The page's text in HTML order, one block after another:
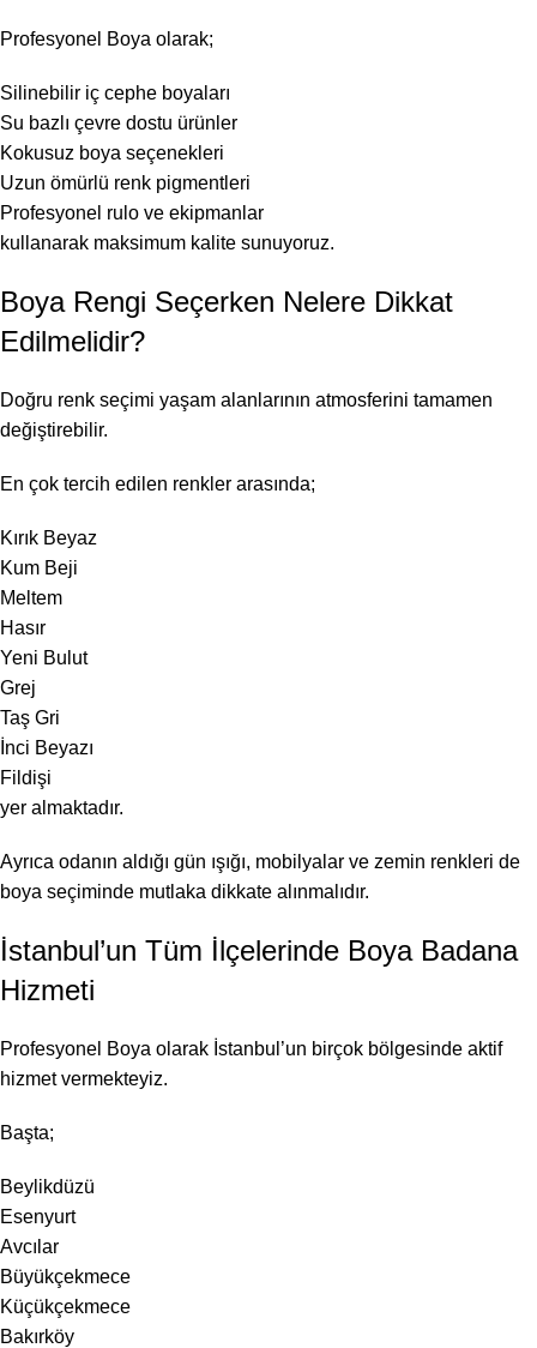
Profesyonel Boya olarak;
Silinebilir iç cephe boyaları
Su bazlı çevre dostu ürünler
Kokusuz boya seçenekleri
Uzun ömürlü renk pigmentleri
Profesyonel rulo ve ekipmanlar
kullanarak maksimum kalite sunuyoruz.
Boya Rengi Seçerken Nelere Dikkat
Edilmelidir?
Doğru renk seçimi yaşam alanlarının atmosferini tamamen
değiştirebilir.
En çok tercih edilen renkler arasında;
Kırık Beyaz
Kum Beji
Meltem
Hasır
Yeni Bulut
Grej
Taş Gri
İnci Beyazı
Fildişi
yer almaktadır.
Ayrıca odanın aldığı gün ışığı, mobilyalar ve zemin renkleri de
boya seçiminde mutlaka dikkate alınmalıdır.
İstanbul’un Tüm İlçelerinde Boya Badana
Hizmeti
Profesyonel Boya olarak İstanbul’un birçok bölgesinde aktif
hizmet vermekteyiz.
Başta;
Beylikdüzü
Esenyurt
Avcılar
Büyükçekmece
Küçükçekmece
Bakırköy